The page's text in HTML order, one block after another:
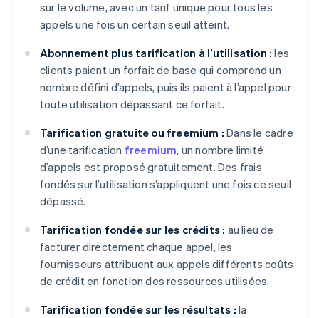
sur le volume, avec un tarif unique pour tous les
appels une fois un certain seuil atteint.
Abonnement plus tarification à l’utilisation : les
clients paient un forfait de base qui comprend un
nombre défini d’appels, puis ils paient à l’appel pour
toute utilisation dépassant ce forfait.
Tarification gratuite ou freemium : Dans le cadre
d’une tarification freemium, un nombre limité
d’appels est proposé gratuitement. Des frais
fondés sur l’utilisation s’appliquent une fois ce seuil
dépassé.
Tarification fondée sur les crédits : au lieu de
facturer directement chaque appel, les
fournisseurs attribuent aux appels différents coûts
de crédit en fonction des ressources utilisées.
Tarification fondée sur les résultats : la